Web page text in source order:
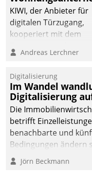
KIWI, der Anbieter für
digitalen Türzugang,
kooperiert mit dem
Andreas Lerchner
Digitalisierung
Im Wandel
Digitalisierung
Die
betrifft
benachbarte und
Bedingungen ändern
technisch die
fürs Wachsen öffnen?
Jörn Beckmann